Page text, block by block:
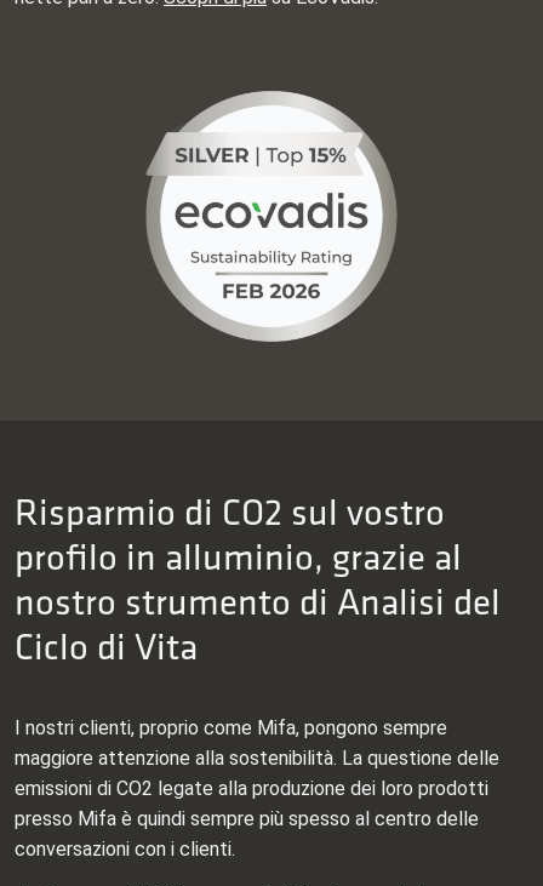
Risparmio di CO2 sul vostro
profilo in alluminio, grazie al
nostro strumento di Analisi del
Ciclo di Vita
I nostri clienti, proprio come Mifa, pongono sempre
maggiore attenzione alla sostenibilità. La questione delle
emissioni di CO2 legate alla produzione dei loro prodotti
presso Mifa è quindi sempre più spesso al centro delle
conversazioni con i clienti.